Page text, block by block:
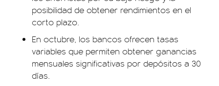
posibilidad de obtener rendimientos en el
corto plazo.
En octubre, los bancos ofrecen tasas
variables que permiten obtener ganancias
mensuales significativas por depósitos a 30
días.